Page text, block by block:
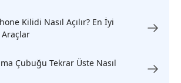
Kilidi Nasıl Açılır? En İyi
Çubuğu Tekrar Üste Nasıl